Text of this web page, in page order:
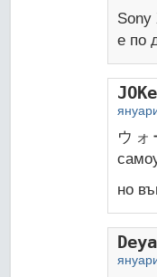
Sony
е по
JOKe
ウォ
но